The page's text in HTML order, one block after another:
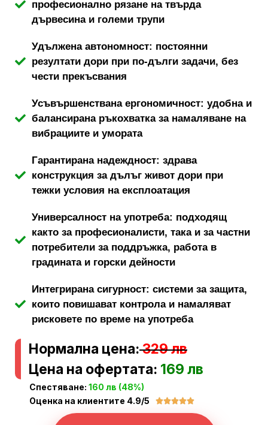
професионално рязане на твърда
дървесина и големи трупи
Удължена автономност: постоянни
резултати дори при по-дълги задачи, без
чести прекъсвания
Усъвършенствана ергономичност: удобна и
балансирана ръкохватка за намаляване на
вибрациите и умората
Гарантирана надеждност: здрава
конструкция за дълъг живот дори при
тежки условия на експлоатация
Универсалност на употреба: подходящ
както за професионалисти, така и за частни
потребители за поддръжка, работа в
градината и горски дейности
Интегрирана сигурност: системи за защита,
които повишават контрола и намаляват
рисковете по време на употреба
Нормална цена:329 лв
Цена на офертата: 169 лв
Спестяване: 160 лв (48%)
Оценка на клиентите 4.9/5
